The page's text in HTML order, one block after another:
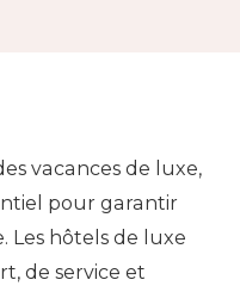
vacances de luxe,
pour garantir
Les hôtels de luxe
de service et